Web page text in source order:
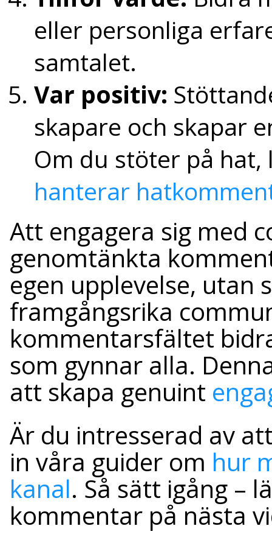
eller personliga
samtalet.
Var positiv:
skapare och skapar
Om du stöter på hat,
hanterar
Att engagera sig med
genomtänkta
egen upplevelse, utan
framgångsrika
kommentarsfältet
som gynnar alla.
att skapa genuint
Är du intresserad av
in våra guider om hur
kanal. Så sätt igång –
kommentar på nästa